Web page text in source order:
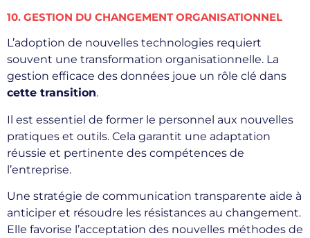
10. GESTION DU CHANGEMENT ORGANISATIONNEL
L’adoption de nouvelles technologies requiert
souvent une transformation organisationnelle. La
gestion efficace des données joue un rôle clé dans
cette transition.
Il est essentiel de former le personnel aux nouvelles
pratiques et outils. Cela garantit une adaptation
réussie et pertinente des compétences de
l’entreprise.
Une stratégie de communication transparente aide à
anticiper et résoudre les résistances au changement.
Elle favorise l’acceptation des nouvelles méthodes de